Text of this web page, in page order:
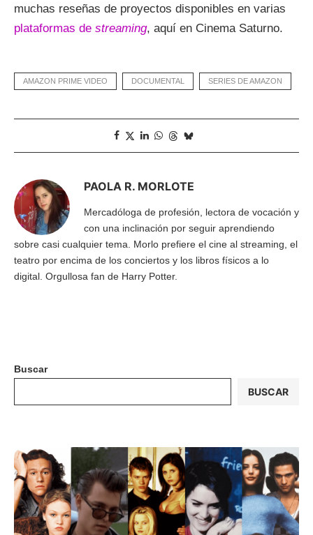
muchas reseñas de proyectos disponibles en varias
plataformas de streaming, aquí en Cinema Saturno.
AMAZON PRIME VIDEO DOCUMENTAL SERIES DE AMAZON
PAOLA R. MORLOTE
Mercadóloga de profesión, lectora de vocación y
con una inclinación por seguir aprendiendo
sobre casi cualquier tema. Morlo prefiere el cine al streaming, el
teatro por encima de los conciertos y los libros físicos a lo
digital. Orgullosa fan de Harry Potter.
Buscar
BUSCAR